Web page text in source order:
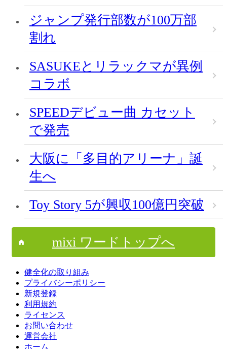
ジャンプ発行部数が100万部
割れ
SASUKEとリラックマが異例
コラボ
SPEEDデビュー曲 カセット
で発売
大阪に「多目的アリーナ」誕
生へ
Toy Story 5が興収100億円突破
mixi ワードトップへ
健全化の取り組み
プライバシーポリシー
新規登録
利用規約
ライセンス
お問い合わせ
運営会社
ホーム